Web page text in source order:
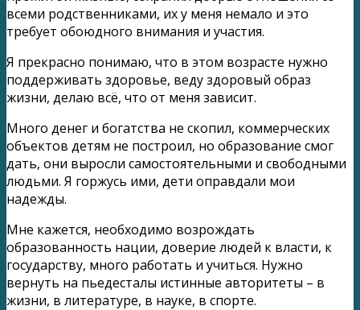
всеми родственниками, их у меня немало и это
требует обоюдного внимания и участия.
Я прекрасно понимаю, что в этом возрасте нужно
поддерживать здоровье, веду здоровый образ
жизни, делаю всё, что от меня зависит.
Много денег и богатства не скопил, коммерческих
объектов детям не построил, но образование смог
дать, они выросли самостоятельными и свободными
людьми. Я горжусь ими, дети оправдали мои
надежды.
Мне кажется, необходимо возрождать
образованность нации, доверие людей к власти, к
государству, много работать и учиться. Нужно
вернуть на пьедесталы истинные авторитеты – в
жизни, в литературе, в науке, в спорте.